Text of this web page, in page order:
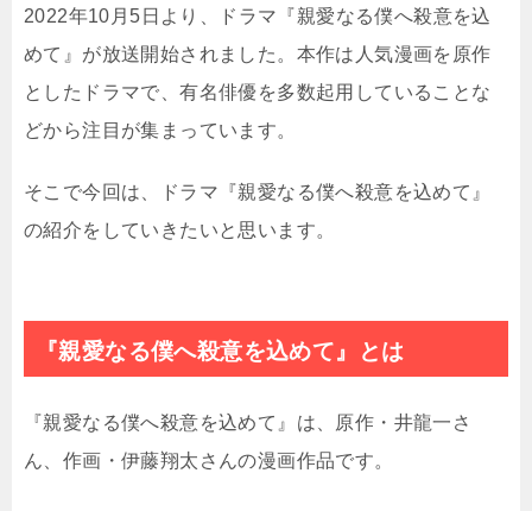
2022年10月5日より、ドラマ『親愛なる僕へ殺意を込
めて』が放送開始されました。本作は人気漫画を原作
としたドラマで、有名俳優を多数起用していることな
どから注目が集まっています。
そこで今回は、ドラマ『親愛なる僕へ殺意を込めて』
の紹介をしていきたいと思います。
『親愛なる僕へ殺意を込めて』とは
『親愛なる僕へ殺意を込めて』は、原作・井龍一さ
ん、作画・伊藤翔太さんの漫画作品です。